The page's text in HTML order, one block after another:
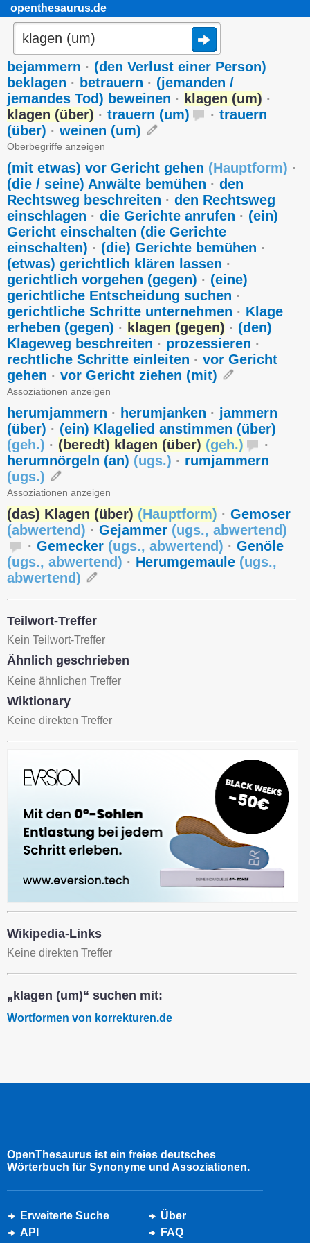
openthesaurus.de
bejammern · (den Verlust einer Person)
beklagen · betrauern · (jemanden /
jemandes Tod) beweinen · klagen (um) ·
klagen (über) · trauern (um) · trauern
(über) · weinen (um)
Oberbegriffe anzeigen
(mit etwas) vor Gericht gehen (Hauptform) ·
(die / seine) Anwälte bemühen · den
Rechtsweg beschreiten · den Rechtsweg
einschlagen · die Gerichte anrufen · (ein)
Gericht einschalten (die Gerichte
einschalten) · (die) Gerichte bemühen ·
(etwas) gerichtlich klären lassen ·
gerichtlich vorgehen (gegen) · (eine)
gerichtliche Entscheidung suchen ·
gerichtliche Schritte unternehmen · Klage
erheben (gegen) · klagen (gegen) · (den)
Klageweg beschreiten · prozessieren ·
rechtliche Schritte einleiten · vor Gericht
gehen · vor Gericht ziehen (mit)
Assoziationen anzeigen
herumjammern · herumjanken · jammern
(über) · (ein) Klagelied anstimmen (über)
(geh.) · (beredt) klagen (über) (geh.)
·
herumnörgeln (an) (ugs.) · rumjammern
(ugs.)
Assoziationen anzeigen
(das) Klagen (über) (Hauptform) · Gemoser
(abwertend) · Gejammer (ugs., abwertend)
· Gemecker (ugs., abwertend) · Genöle
(ugs., abwertend) · Herumgemaule (ugs.,
abwertend)
Teilwort-Treffer
Kein Teilwort-Treffer
Ähnlich geschrieben
Keine ähnlichen Treffer
Wiktionary
Keine direkten Treffer
Wikipedia-Links
Keine direkten Treffer
„klagen (um)“ suchen mit:
Wortformen von korrekturen.de
OpenThesaurus ist ein freies deutsches
Wörterbuch für Synonyme und Assoziationen.
Erweiterte Suche
API
Über
FAQ